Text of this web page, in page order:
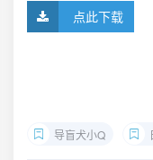
点此下载
导盲犬小Q